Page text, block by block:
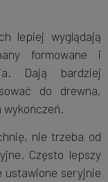
lepiej wyglądają
formowane i
Dają bardziej
do drewna,
nie trzeba od
Często lepszy
ustawione seryjnie